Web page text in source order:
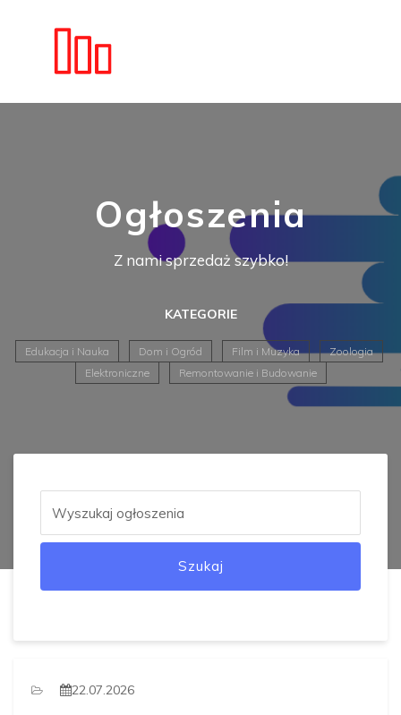
Ogłoszenia
Z nami sprzedaż szybko!
KATEGORIE
Edukacja i Nauka Dom i Ogród Film i Muzyka
Zoologia
Elektroniczne
Remontowanie i Budowanie
Szukaj
22.07.2026